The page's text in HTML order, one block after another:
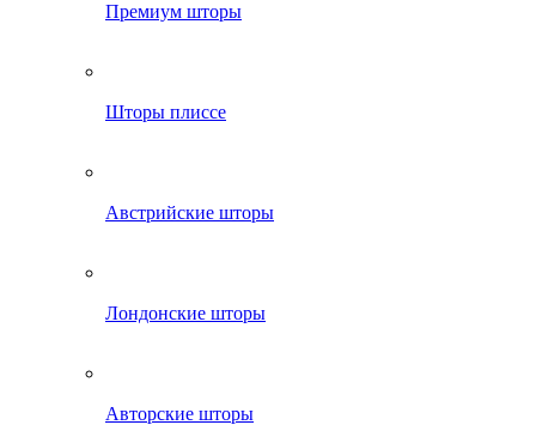
Премиум шторы
Шторы плиссе
Австрийские шторы
Лондонские шторы
Авторские шторы